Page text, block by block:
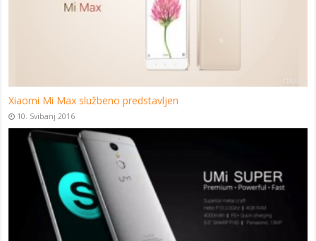
Xiaomi Mi Max službeno predstavljen
10. Svibanj 2016